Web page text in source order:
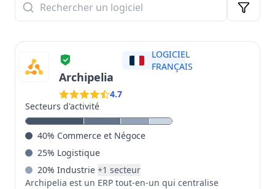
Budget (rapport qualité-prix), Ergonomie (facilité
d'utilisation), Fonctionnalités (couverture des besoins
l'accompagnement) et Potentiel d'évolution (pérennité
de la solution). Bénéficiez de l'expertise Celge pour
comparer objectivement les solutions du marché,
identifier celles qui correspondent précisément à vos
optimiser durablement votre Supply Chain, de la
commande à la livraison.
Archipelia
4.7
LOGICIEL
FRANÇAIS
Secteurs d'activité
40% Commerce et Négoce
25% Logistique
20% Industrie +1 secteur
Archipelia est un ERP tout-en-un qui centralise